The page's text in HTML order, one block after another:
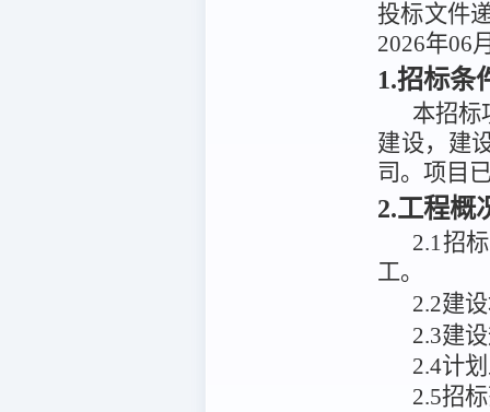
投标文件
2026年06
1.招标条
本招标
建设， 建
司。项目
2.工程概
2.1招
工。
2.2建
2.3建
2.4计
2.5招